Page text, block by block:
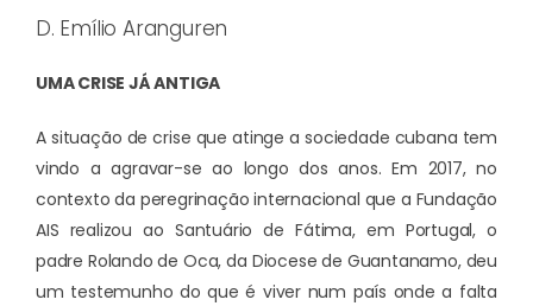
D. Emílio Aranguren
UMA CRISE JÁ ANTIGA
A situação de crise que atinge a sociedade cubana tem
vindo a agravar-se ao longo dos anos. Em 2017, no
contexto da peregrinação internacional que a Fundação
AIS realizou ao Santuário de Fátima, em Portugal, o
padre Rolando de Oca, da Diocese de Guantanamo, deu
um testemunho do que é viver num país onde a falta